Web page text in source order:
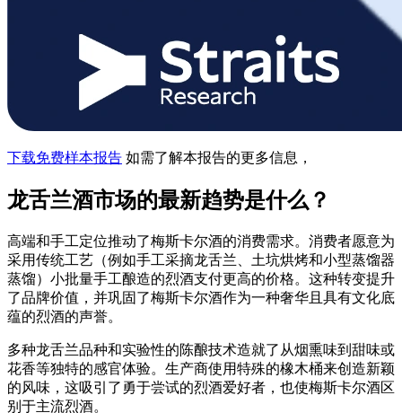
下载免费样本报告 如需了解本报告的更多信息，
龙舌兰酒市场的最新趋势是什么？
高端和手工定位推动了梅斯卡尔酒的消费需求。消费者愿意为
采用传统工艺（例如手工采摘龙舌兰、土坑烘烤和小型蒸馏器
蒸馏）小批量手工酿造的烈酒支付更高的价格。这种转变提升
了品牌价值，并巩固了梅斯卡尔酒作为一种奢华且具有文化底
蕴的烈酒的声誉。
多种龙舌兰品种和实验性的陈酿技术造就了从烟熏味到甜味或
花香等独特的感官体验。生产商使用特殊的橡木桶来创造新颖
的风味，这吸引了勇于尝试的烈酒爱好者，也使梅斯卡尔酒区
别于主流烈酒。